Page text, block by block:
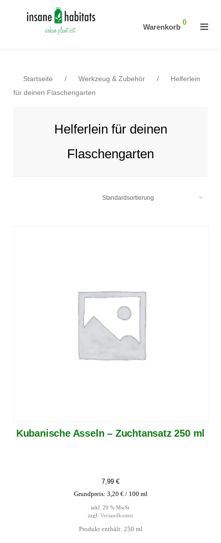
Warenkorb
0
Startseite / Werkzeug & Zubehör /
Helferlein
für deinen Flaschengarten
Helferlein für deinen
Flaschengarten
Kubanische Asseln – Zuchtansatz 250 ml
7,99 €
Grundpreis: 3,20 €/ 100 ml
inkl. 20 % MwSt.
zzgl. Versandkosten
Produkt enthält: 250 ml